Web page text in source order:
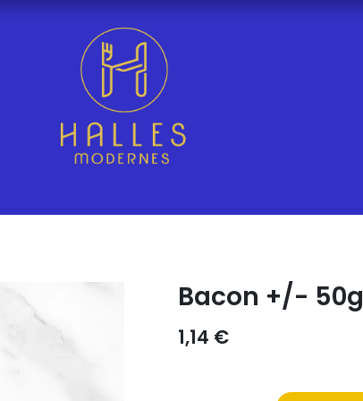
Bacon +/- 50g
1,14 €